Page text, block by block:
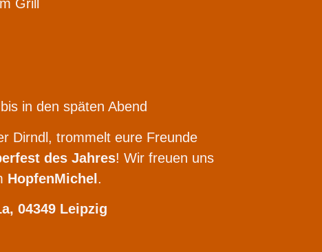
Grill
in den späten Abend
Dirndl, trommelt eure Freunde
des Jahres! Wir freuen uns
HopfenMichel.
04349 Leipzig